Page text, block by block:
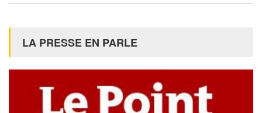
LA PRESSE EN PARLE